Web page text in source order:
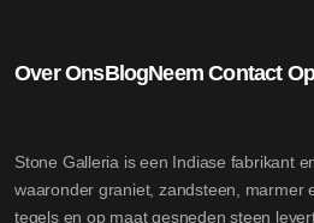
Over OnsBlogNeem Contact
Stone Galleria is een Indiase fabrikant
waaronder graniet, zandsteen, marmer
tegels en op maat gesneden steen